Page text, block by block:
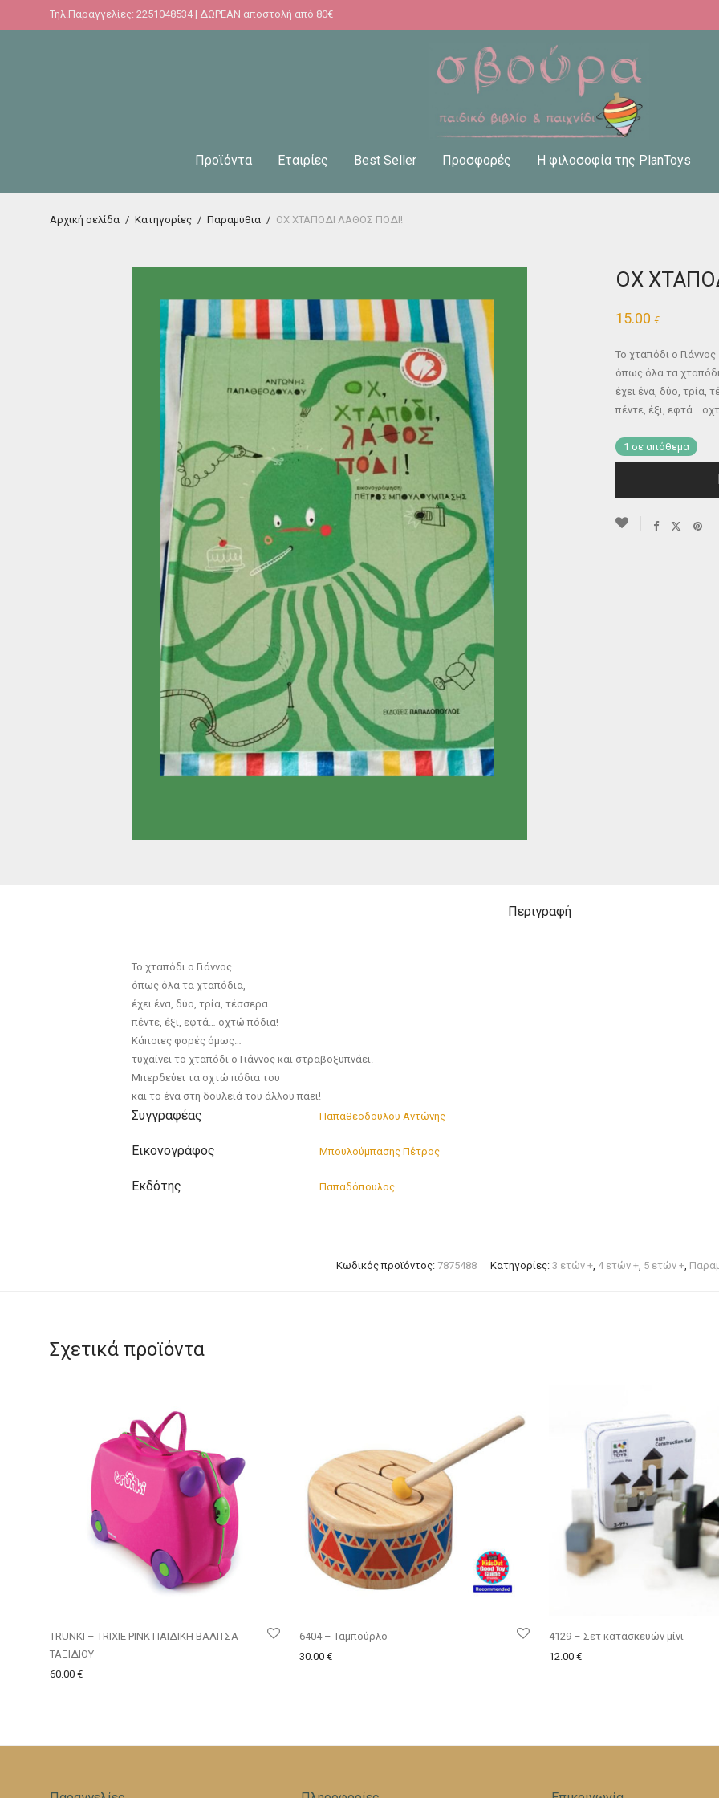
Τηλ.Παραγγελίες: 2251048534 | ΔΩΡΕΑΝ αποστολή από 80€
Προϊόντα Εταιρίες Best Seller Προσφορές Η φιλοσοφία της PlanToys
Αρχική σελίδα / Κατηγορίες / Παραμύθια / ΟΧ ΧΤΑΠΟΔΙ ΛΑΘΟΣ ΠΟΔΙ!
ΟΧ
15.00 €
Το χταπόδι ο Γιάννος
όπως όλα τα
έχει ένα, δύο, τρία,
πέντε, έξι, εφτά…
1 σε απόθεμα
Περιγραφή
Το χταπόδι ο Γιάννος
όπως όλα τα χταπόδια,
έχει ένα, δύο, τρία, τέσσερα
πέντε, έξι, εφτά… οχτώ πόδια!
Κάποιες φορές όμως…
τυχαίνει το χταπόδι ο Γιάννος και στραβοξυπνάει.
Μπερδεύει τα οχτώ πόδια του
και το ένα στη δουλειά του άλλου πάει!
Συγγραφέας Παπαθεοδούλου Αντώνης
Εικονογράφος Μπουλούμπασης Πέτρος
Εκδότης Παπαδόπουλος
Κωδικός προϊόντος: 7875488 Κατηγορίες: 3 ετών +, 4 ετών +, 5 ετών +,
Σχετικά προϊόντα
TRUNKI – TRIXIE PINK ΠΑΙΔΙΚΗ ΒΑΛΙΤΣΑ
ΤΑΞΙΔΙΟΥ
60.00 €
6404 – Ταμπούρλο
30.00 €
4129 – Σετ κατασκευών μίνι
12.00 €